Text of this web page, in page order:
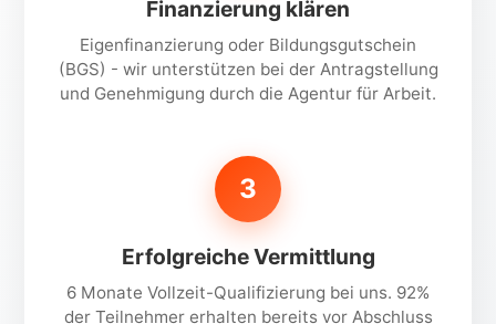
Finanzierung klären
Eigenfinanzierung oder Bildungsgutschein
(BGS) - wir unterstützen bei der Antragstellung
und Genehmigung durch die Agentur für Arbeit.
3
Erfolgreiche Vermittlung
6 Monate Vollzeit-Qualifizierung bei uns. 92%
der Teilnehmer erhalten bereits vor Abschluss